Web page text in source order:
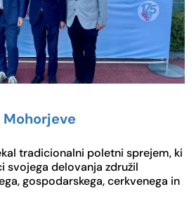
tradicionalni poletni sprejem, ki
svojega delovanja združil
gospodarskega, cerkvenega in